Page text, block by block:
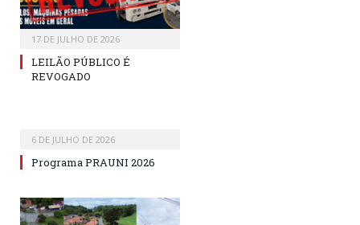
17 DE JULHO DE 2026
LEILÃO PÚBLICO É
REVOGADO
6 DE JULHO DE 2026
Programa PRAUNI 2026